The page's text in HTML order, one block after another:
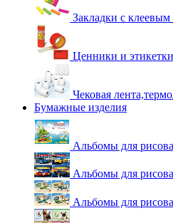
Закладки с клеевым
Ценники и
Чековая
Бумажные изделия
Альбомы для
Альбомы для
Альбомы для